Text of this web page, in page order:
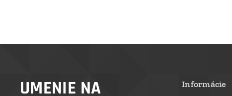
UMENIE NA Informácie